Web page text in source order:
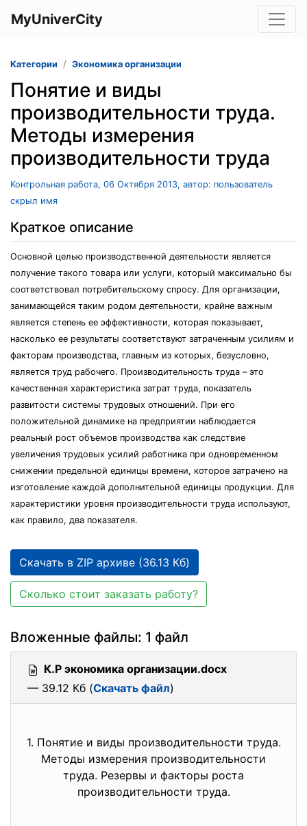
MyUniverCity
Категории Экономика организации
Понятие и виды
производительности труда.
Методы измерения
производительности труда
Контрольная работа, 06 Октября 2013, автор: пользователь
скрыл имя
Краткое описание
Основной целью производственной деятельности является
получение такого товара или услуги, который максимально бы
соответствовал потребительскому спросу. Для организации,
занимающейся таким родом деятельности, крайне важным
является степень ее эффективности, которая показывает,
насколько ее результаты соответствуют затраченным усилиям и
факторам производства, главным из которых, безусловно,
является труд рабочего. Производительность труда – это
качественная характеристика затрат труда, показатель
развитости системы трудовых отношений. При его
положительной динамике на предприятии наблюдается
реальный рост объемов производства как следствие
увеличения трудовых усилий работника при одновременном
снижении предельной единицы времени, которое затрачено на
изготовление каждой дополнительной единицы продукции. Для
характеристики уровня производительности труда используют,
как правило, два показателя.
Скачать в ZIP архиве (36.13 Кб)
Сколько стоит заказать работу?
Вложенные файлы: 1 файл
К.Р экономика организации.docx
— 39.12 Кб (Скачать файл)
1. Понятие и виды производительности труда.
Методы измерения производительности
труда. Резервы и факторы роста
производительности труда.